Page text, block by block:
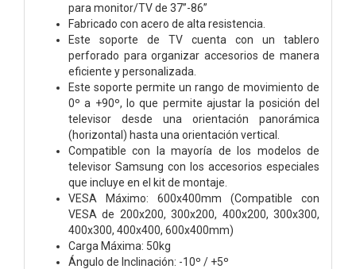
para monitor/TV de 37”-86”
Fabricado con acero de alta resistencia.
Este soporte de TV cuenta con un tablero
perforado para organizar accesorios de manera
eficiente y personalizada.
Este soporte permite un rango de movimiento de
0º a +90º, lo que permite ajustar la posición del
televisor desde una orientación panorámica
(horizontal) hasta una orientación vertical.
Compatible con la mayoría de los modelos de
televisor Samsung con los accesorios especiales
que incluye en el kit de montaje.
VESA Máximo: 600x400mm (Compatible con
VESA de 200x200, 300x200, 400x200, 300x300,
400x300, 400x400, 600x400mm)
Carga Máxima: 50kg
Ángulo de Inclinación: -10º / +5º